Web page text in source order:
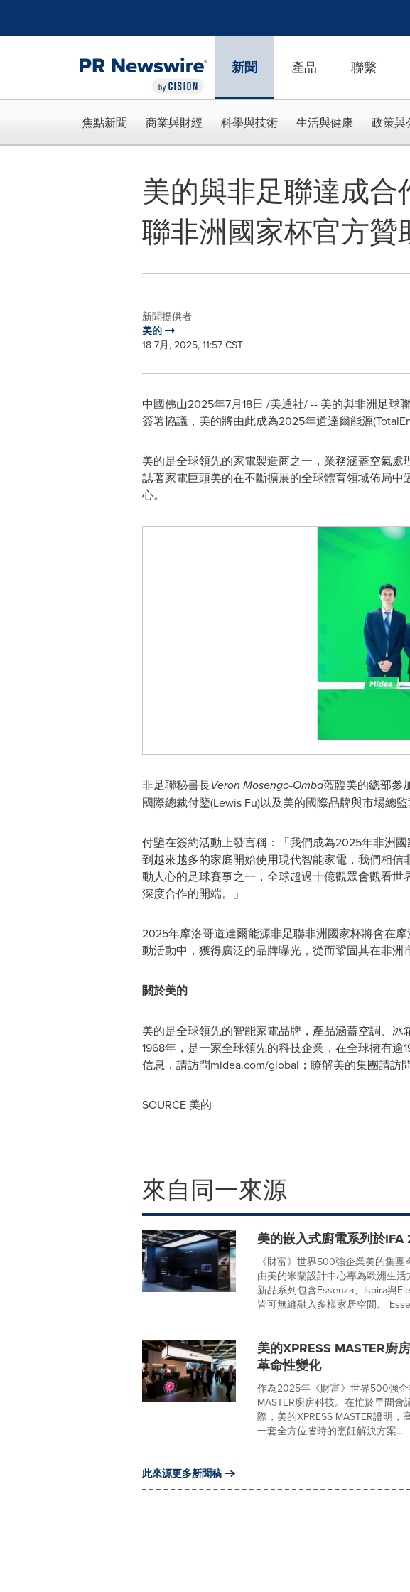
新聞 產品 聯繫
焦點新聞 商業與財經 科學與技術 生活與健康 政策與
美的與非足聯達成
聯非洲國家杯官方贊
新聞提供者
美的
18 7月, 2025, 11:57 CST
中國佛山2025年7月18日 /美通社/ -- 美的與非洲足球
簽署協議，美的將由此成為2025年道達爾能源
美的是全球領先的家電製造商之一，業務涵蓋空氣
誌著家電巨頭美的在不斷擴展的全球體育領域佈局
心。
非足聯秘書長Veron Mosengo-Omba蒞臨美的總部參
國際總裁付鑒(Lewis Fu)以及美的國際品牌與市場總監
付鑒在簽約活動上發言稱：「我們成為2025年非洲
到越來越多的家庭開始使用現代智能家電，我們相
動人心的足球賽事之一，全球超過十億觀眾會觀看
深度合作的開端。」
2025年摩洛哥道達爾能源非足聯非洲國家杯將會在
動活動中，獲得廣泛的品牌曝光，從而鞏固其在非洲
關於美的
美的是全球領先的智能家電品牌，產品涵蓋空調、
1968年，是一家全球領先的科技企業，在全球擁有
信息，請訪問midea.com/global；瞭解美的集團請訪
SOURCE 美的
來自同一來源
美的嵌入式廚電系列於
《財富》世界500強企業美的集
由美的米蘭設計中心專為歐洲生活
新品系列包含Essenza、Ispira與
皆可無縫融入多樣家居空間。
美的XPRESS MASTER廚
革命性變化
作為2025年《財富》世界500強
MASTER廚房科技。在忙於早間
際，美的XPRESS MASTER證明
一套全方位省時的烹飪解決方案...
此來源更多新聞稿